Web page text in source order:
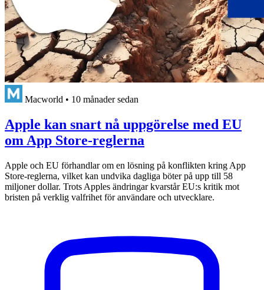
Macworld • 10 månader sedan
Apple kan snart nå uppgörelse med EU
om App Store-reglerna
Apple och EU förhandlar om en lösning på konflikten kring App
Store-reglerna, vilket kan undvika dagliga böter på upp till 58
miljoner dollar. Trots Apples ändringar kvarstår EU:s kritik mot
bristen på verklig valfrihet för användare och utvecklare.